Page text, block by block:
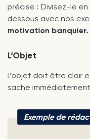
précise : Divisez-le
dessous avec nos
motivation banquier.
L’Objet
L’objet doit être clair
sache
Exemple de